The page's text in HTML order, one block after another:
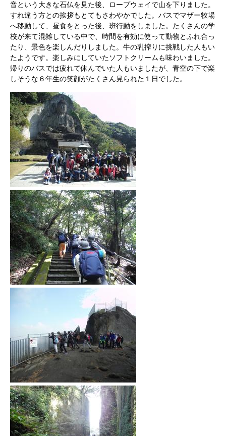
音という大きな石仏を見た後、ロープウェイで山を下りました。
すれ違う方との挨拶もとてもさわやかでした。バスでマザー牧場
へ移動して、昼食をとった後、班行動をしました。たくさんの学
校が来て混雑している中で、時間を有効に使って動物とふれ合っ
たり、景色を楽しんだりしました。牛の乳搾りに挑戦した人もい
たようです。楽しみにしていたソフトクリームも味わいました。
帰りのバスでは疲れて休んでいた人もいましたが、青空の下で楽
しそうな６年生の笑顔がたくさん見られた１日でした。